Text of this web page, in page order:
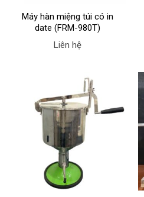
Máy hàn miệng túi có in
date (FRM-980T)
Liên hệ